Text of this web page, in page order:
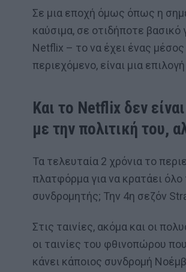
Σε μια εποχή όμως όπως η
καύσιμα, σε οτιδήποτε
Netflix – το να έχει ένας
περιεχόμενο, είναι μια
Και το Netflix δεν
με την πολιτική του,
Τα τελευταία 2 χρόνια το
πλατφόρμα για να κρατάει όλο
συνδρομητής; Την 4η σεζόν
Στις ταινίες, ακόμα και οι
οι ταινίες του φθινοπώρου
κάνει κάποιος συνδρομή